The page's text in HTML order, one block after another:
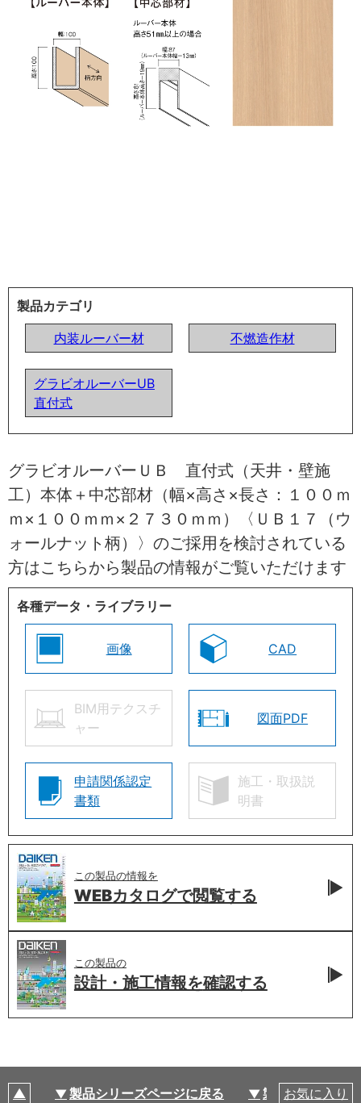
製品カテゴリ
内装ルーバー材
不燃造作材
グラビオルーバーUB
直付式
グラビオルーバーＵＢ 直付式（天井・壁施
工）本体＋中芯部材（幅×高さ×長さ：１００ｍ
ｍ×１００ｍｍ×２７３０ｍｍ）〈ＵＢ１７（ウ
ォールナット柄）〉のご採用を検討されている
方はこちらから製品の情報がご覧いただけます
各種データ・ライブラリー
画像 CAD
BIM用テクスチ
ャー
図面PDF
申請関係認定
書類
施工・取扱説
明書
この製品の情報を
WEBカタログで閲覧する
この製品の
設計・施工情報を確認する
製品シリーズページに戻る 製品仕様
お気に入り